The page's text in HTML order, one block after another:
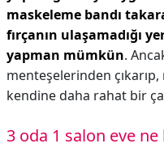
maskeleme bandı
fırçanın ulaşamadığı
yapman mümkün.
menteşelerinden
kendine daha rahat bir
3 oda 1 salon eve